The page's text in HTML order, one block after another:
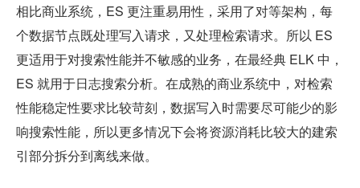
相比商业系统，ES 更注重易用性，采用了对等架构，每
个数据节点既处理写入请求，又处理检索请求。所以 ES
更适用于对搜索性能并不敏感的业务，在最经典 ELK 中，
ES 就用于日志搜索分析。在成熟的商业系统中，对检索
性能稳定性要求比较苛刻，数据写入时需要尽可能少的影
响搜索性能，所以更多情况下会将资源消耗比较大的建索
引部分拆分到离线来做。